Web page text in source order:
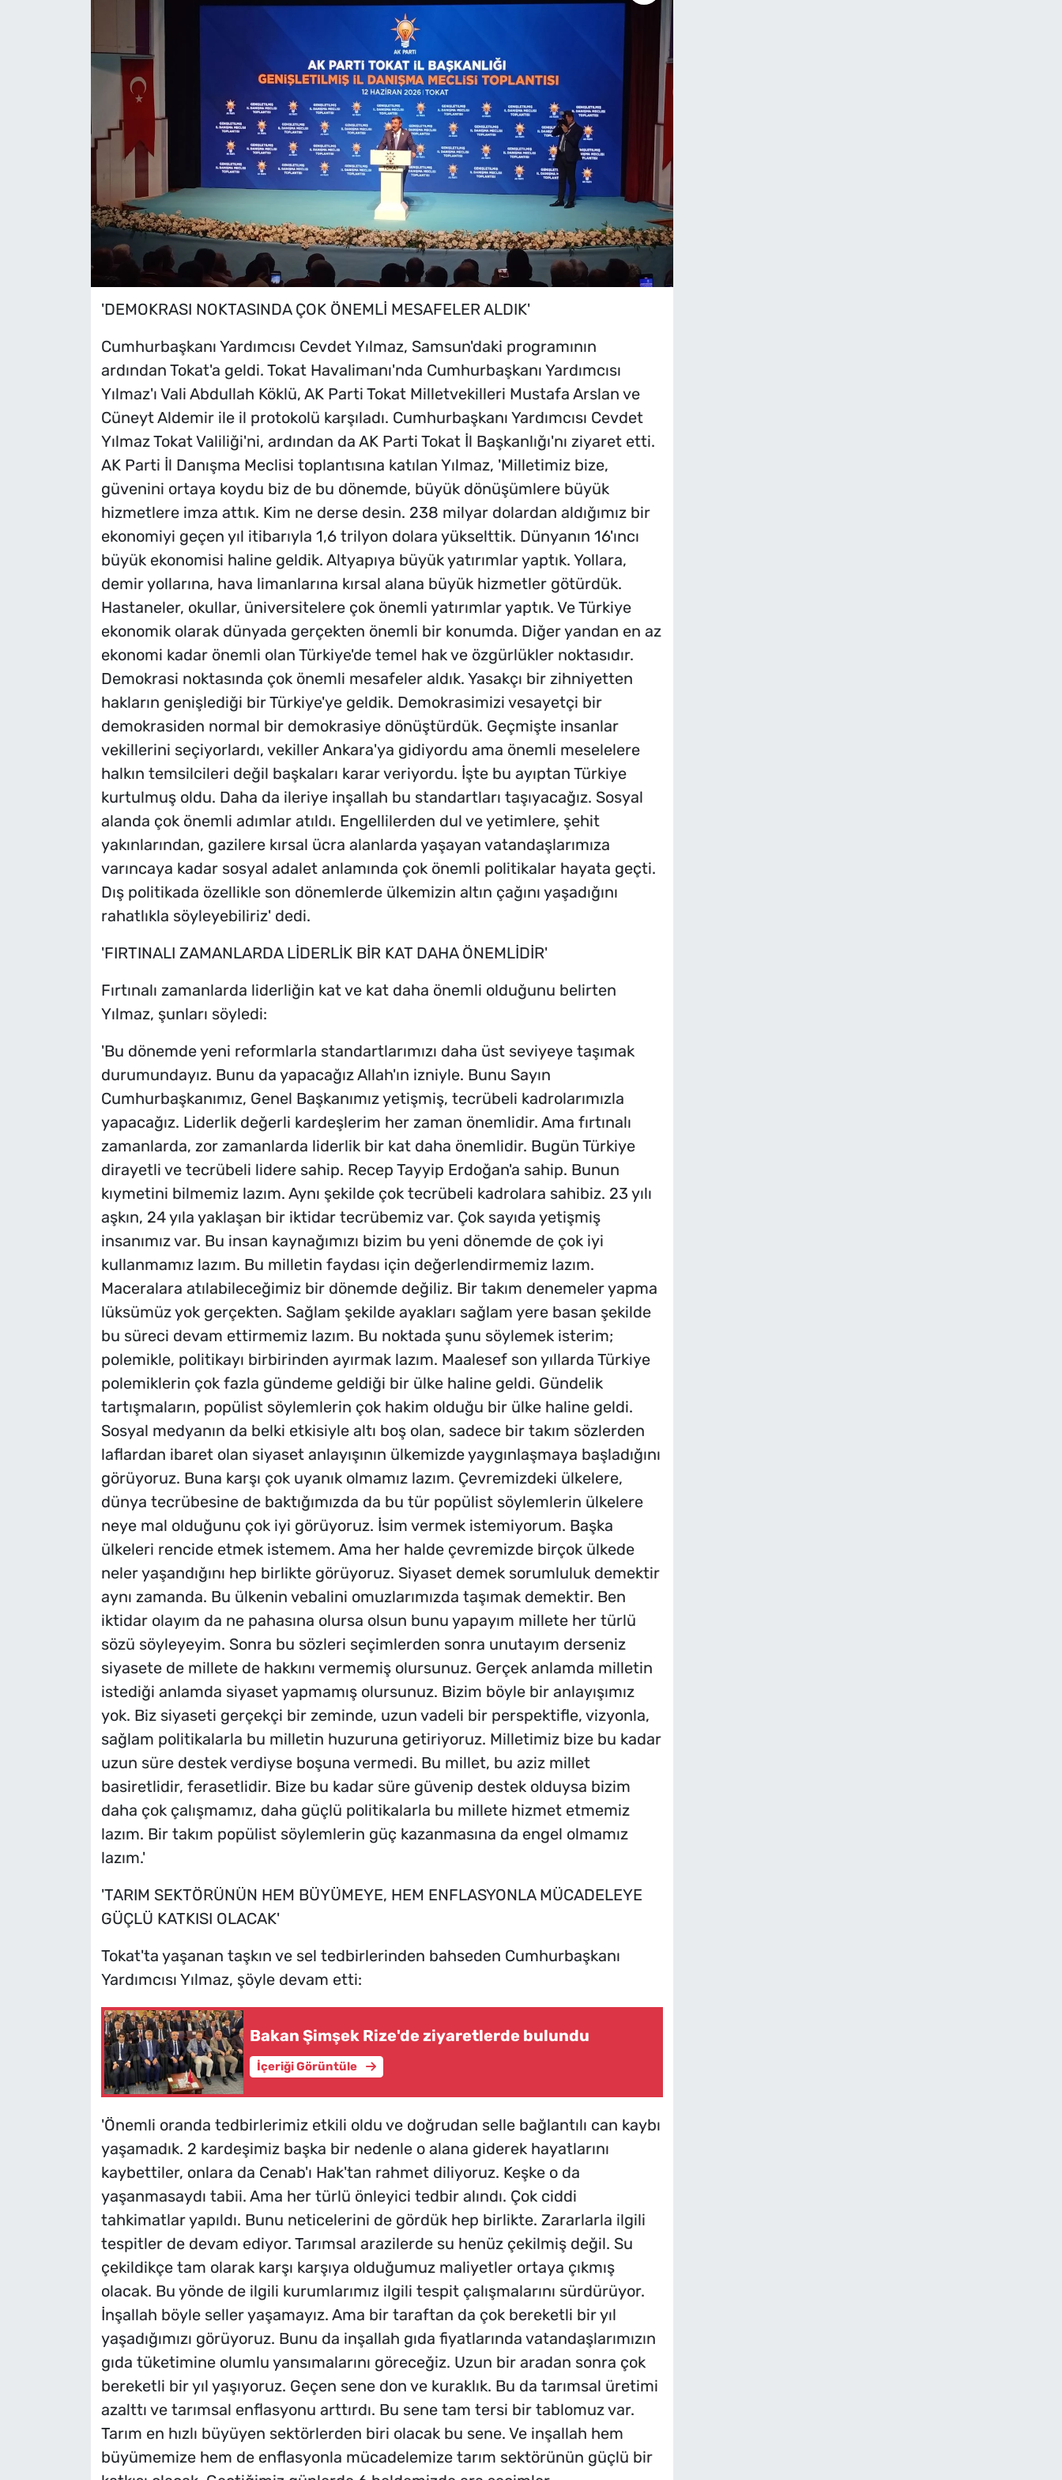
'DEMOKRASI NOKTASINDA ÇOK ÖNEMLİ MESAFELER ALDIK'
Cumhurbaşkanı Yardımcısı Cevdet Yılmaz, Samsun'daki programının
ardından Tokat'a geldi. Tokat Havalimanı'nda Cumhurbaşkanı Yardımcısı
Yılmaz'ı Vali Abdullah Köklü, AK Parti Tokat Milletvekilleri Mustafa Arslan ve
Cüneyt Aldemir ile il protokolü karşıladı. Cumhurbaşkanı Yardımcısı Cevdet
Yılmaz Tokat Valiliği'ni, ardından da AK Parti Tokat İl Başkanlığı'nı ziyaret etti.
AK Parti İl Danışma Meclisi toplantısına katılan Yılmaz, 'Milletimiz bize,
güvenini ortaya koydu biz de bu dönemde, büyük dönüşümlere büyük
hizmetlere imza attık. Kim ne derse desin. 238 milyar dolardan aldığımız bir
ekonomiyi geçen yıl itibarıyla 1,6 trilyon dolara yükselttik. Dünyanın 16'ıncı
büyük ekonomisi haline geldik. Altyapıya büyük yatırımlar yaptık. Yollara,
demir yollarına, hava limanlarına kırsal alana büyük hizmetler götürdük.
Hastaneler, okullar, üniversitelere çok önemli yatırımlar yaptık. Ve Türkiye
ekonomik olarak dünyada gerçekten önemli bir konumda. Diğer yandan en az
ekonomi kadar önemli olan Türkiye'de temel hak ve özgürlükler noktasıdır.
Demokrasi noktasında çok önemli mesafeler aldık. Yasakçı bir zihniyetten
hakların genişlediği bir Türkiye'ye geldik. Demokrasimizi vesayetçi bir
demokrasiden normal bir demokrasiye dönüştürdük. Geçmişte insanlar
vekillerini seçiyorlardı, vekiller Ankara'ya gidiyordu ama önemli meselelere
halkın temsilcileri değil başkaları karar veriyordu. İşte bu ayıptan Türkiye
kurtulmuş oldu. Daha da ileriye inşallah bu standartları taşıyacağız. Sosyal
alanda çok önemli adımlar atıldı. Engellilerden dul ve yetimlere, şehit
yakınlarından, gazilere kırsal ücra alanlarda yaşayan vatandaşlarımıza
varıncaya kadar sosyal adalet anlamında çok önemli politikalar hayata geçti.
Dış politikada özellikle son dönemlerde ülkemizin altın çağını yaşadığını
rahatlıkla söyleyebiliriz' dedi.
'FIRTINALI ZAMANLARDA LİDERLİK BİR KAT DAHA ÖNEMLİDİR'
Fırtınalı zamanlarda liderliğin kat ve kat daha önemli olduğunu belirten
Yılmaz, şunları söyledi:
'Bu dönemde yeni reformlarla standartlarımızı daha üst seviyeye taşımak
durumundayız. Bunu da yapacağız Allah'ın izniyle. Bunu Sayın
Cumhurbaşkanımız, Genel Başkanımız yetişmiş, tecrübeli kadrolarımızla
yapacağız. Liderlik değerli kardeşlerim her zaman önemlidir. Ama fırtınalı
zamanlarda, zor zamanlarda liderlik bir kat daha önemlidir. Bugün Türkiye
dirayetli ve tecrübeli lidere sahip. Recep Tayyip Erdoğan'a sahip. Bunun
kıymetini bilmemiz lazım. Aynı şekilde çok tecrübeli kadrolara sahibiz. 23 yılı
aşkın, 24 yıla yaklaşan bir iktidar tecrübemiz var. Çok sayıda yetişmiş
insanımız var. Bu insan kaynağımızı bizim bu yeni dönemde de çok iyi
kullanmamız lazım. Bu milletin faydası için değerlendirmemiz lazım.
Maceralara atılabileceğimiz bir dönemde değiliz. Bir takım denemeler yapma
lüksümüz yok gerçekten. Sağlam şekilde ayakları sağlam yere basan şekilde
bu süreci devam ettirmemiz lazım. Bu noktada şunu söylemek isterim;
polemikle, politikayı birbirinden ayırmak lazım. Maalesef son yıllarda Türkiye
polemiklerin çok fazla gündeme geldiği bir ülke haline geldi. Gündelik
tartışmaların, popülist söylemlerin çok hakim olduğu bir ülke haline geldi.
Sosyal medyanın da belki etkisiyle altı boş olan, sadece bir takım sözlerden
laflardan ibaret olan siyaset anlayışının ülkemizde yaygınlaşmaya başladığını
görüyoruz. Buna karşı çok uyanık olmamız lazım. Çevremizdeki ülkelere,
dünya tecrübesine de baktığımızda da bu tür popülist söylemlerin ülkelere
neye mal olduğunu çok iyi görüyoruz. İsim vermek istemiyorum. Başka
ülkeleri rencide etmek istemem. Ama her halde çevremizde birçok ülkede
neler yaşandığını hep birlikte görüyoruz. Siyaset demek sorumluluk demektir
aynı zamanda. Bu ülkenin vebalini omuzlarımızda taşımak demektir. Ben
iktidar olayım da ne pahasına olursa olsun bunu yapayım millete her türlü
sözü söyleyeyim. Sonra bu sözleri seçimlerden sonra unutayım derseniz
siyasete de millete de hakkını vermemiş olursunuz. Gerçek anlamda milletin
istediği anlamda siyaset yapmamış olursunuz. Bizim böyle bir anlayışımız
yok. Biz siyaseti gerçekçi bir zeminde, uzun vadeli bir perspektifle, vizyonla,
sağlam politikalarla bu milletin huzuruna getiriyoruz. Milletimiz bize bu kadar
uzun süre destek verdiyse boşuna vermedi. Bu millet, bu aziz millet
basiretlidir, ferasetlidir. Bize bu kadar süre güvenip destek olduysa bizim
daha çok çalışmamız, daha güçlü politikalarla bu millete hizmet etmemiz
lazım. Bir takım popülist söylemlerin güç kazanmasına da engel olmamız
lazım.'
'TARIM SEKTÖRÜNÜN HEM BÜYÜMEYE, HEM ENFLASYONLA MÜCADELEYE
GÜÇLÜ KATKISI OLACAK'
Tokat'ta yaşanan taşkın ve sel tedbirlerinden bahseden Cumhurbaşkanı
Yardımcısı Yılmaz, şöyle devam etti:
Bakan Şimşek Rize'de ziyaretlerde bulundu
İçeriği Görüntüle
'Önemli oranda tedbirlerimiz etkili oldu ve doğrudan selle bağlantılı can kaybı
yaşamadık. 2 kardeşimiz başka bir nedenle o alana giderek hayatlarını
kaybettiler, onlara da Cenab'ı Hak'tan rahmet diliyoruz. Keşke o da
yaşanmasaydı tabii. Ama her türlü önleyici tedbir alındı. Çok ciddi
tahkimatlar yapıldı. Bunu neticelerini de gördük hep birlikte. Zararlarla ilgili
tespitler de devam ediyor. Tarımsal arazilerde su henüz çekilmiş değil. Su
çekildikçe tam olarak karşı karşıya olduğumuz maliyetler ortaya çıkmış
olacak. Bu yönde de ilgili kurumlarımız ilgili tespit çalışmalarını sürdürüyor.
İnşallah böyle seller yaşamayız. Ama bir taraftan da çok bereketli bir yıl
yaşadığımızı görüyoruz. Bunu da inşallah gıda fiyatlarında vatandaşlarımızın
gıda tüketimine olumlu yansımalarını göreceğiz. Uzun bir aradan sonra çok
bereketli bir yıl yaşıyoruz. Geçen sene don ve kuraklık. Bu da tarımsal üretimi
azalttı ve tarımsal enflasyonu arttırdı. Bu sene tam tersi bir tablomuz var.
Tarım en hızlı büyüyen sektörlerden biri olacak bu sene. Ve inşallah hem
büyümemize hem de enflasyonla mücadelemize tarım sektörünün güçlü bir